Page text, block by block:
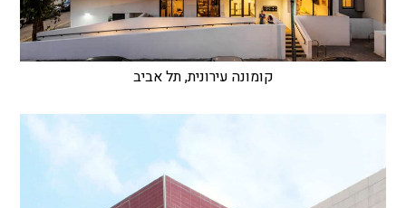
קומונה עירונית, תל אביב